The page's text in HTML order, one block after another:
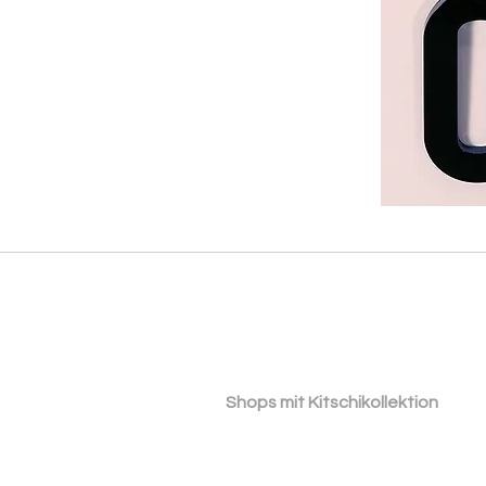
​ ​Shops mit Kitschikollektion